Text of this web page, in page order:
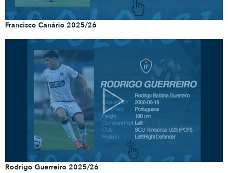
Francisco Canário 2025/26
Rodrigo Guerreiro 2025/26